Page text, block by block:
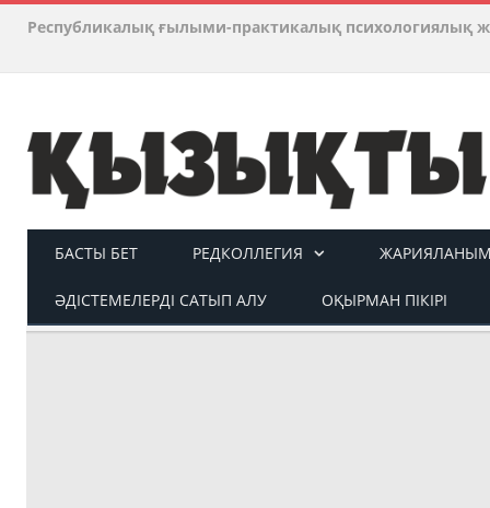
Республикалық ғылыми-практикалық психологиялық
БАСТЫ БЕТ РЕДКОЛЛЕГИЯ ЖАРИЯЛАНЫМ
ӘДІСТЕМЕЛЕРДІ САТЫП АЛУ ОҚЫРМАН ПІКІРІ